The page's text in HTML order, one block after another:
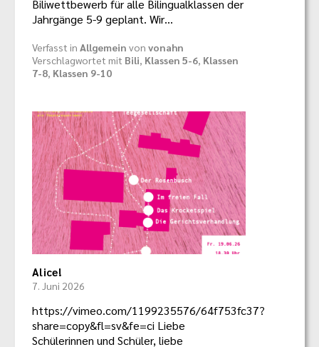
Biliwettbewerb für alle Bilingualklassen der
Jahrgänge 5-9 geplant. Wir…
Verfasst in Allgemein von vonahn
Verschlagwortet mit Bili Klassen 5-6 Klassen
7-8 Klassen 9-10
Alice!
7. Juni 2026
https://vimeo.com/1199235576/64f753fc37?
share=copy&fl=sv&fe=ci Liebe
Schülerinnen und Schüler, liebe